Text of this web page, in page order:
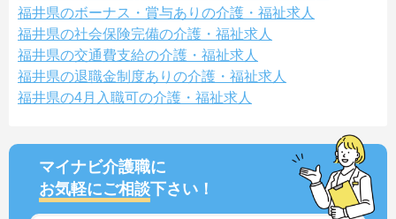
福井県のボーナス・賞与ありの介護・福祉求人
福井県の社会保険完備の介護・福祉求人
福井県の交通費支給の介護・福祉求人
福井県の退職金制度ありの介護・福祉求人
福井県の4月入職可の介護・福祉求人
マイナビ介護職に
お気軽にご相談下さい！